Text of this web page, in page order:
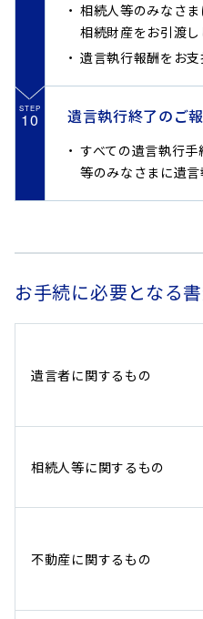
相続人等のみなさ
相続財産をお引渡し
遺言執行報酬をお支
STEP
10 遺言執行終了のご
すべての遺言執行手
等のみなさまに遺言
お手続に必要となる
遺言者に関するもの
相続人等に関するもの
不動産に関するもの